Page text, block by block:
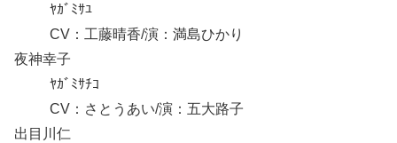
ﾔｶﾞﾐｻﾕ
CV：工藤晴香/演：満島ひかり
夜神幸子
ﾔｶﾞﾐｻﾁｺ
CV：さとうあい/演：五大路子
出目川仁